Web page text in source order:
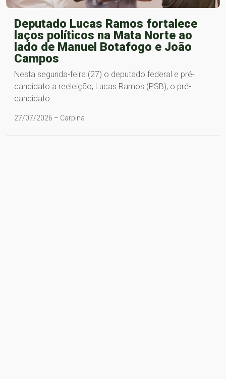
Deputado Lucas Ramos fortalece
laços políticos na Mata Norte ao
lado de Manuel Botafogo e João
Campos
Nesta segunda-feira (27) o deputado federal e pré-
candidato a reeleição, Lucas Ramos (PSB); o pré-
candidato…
27/07/2026 – Carpina